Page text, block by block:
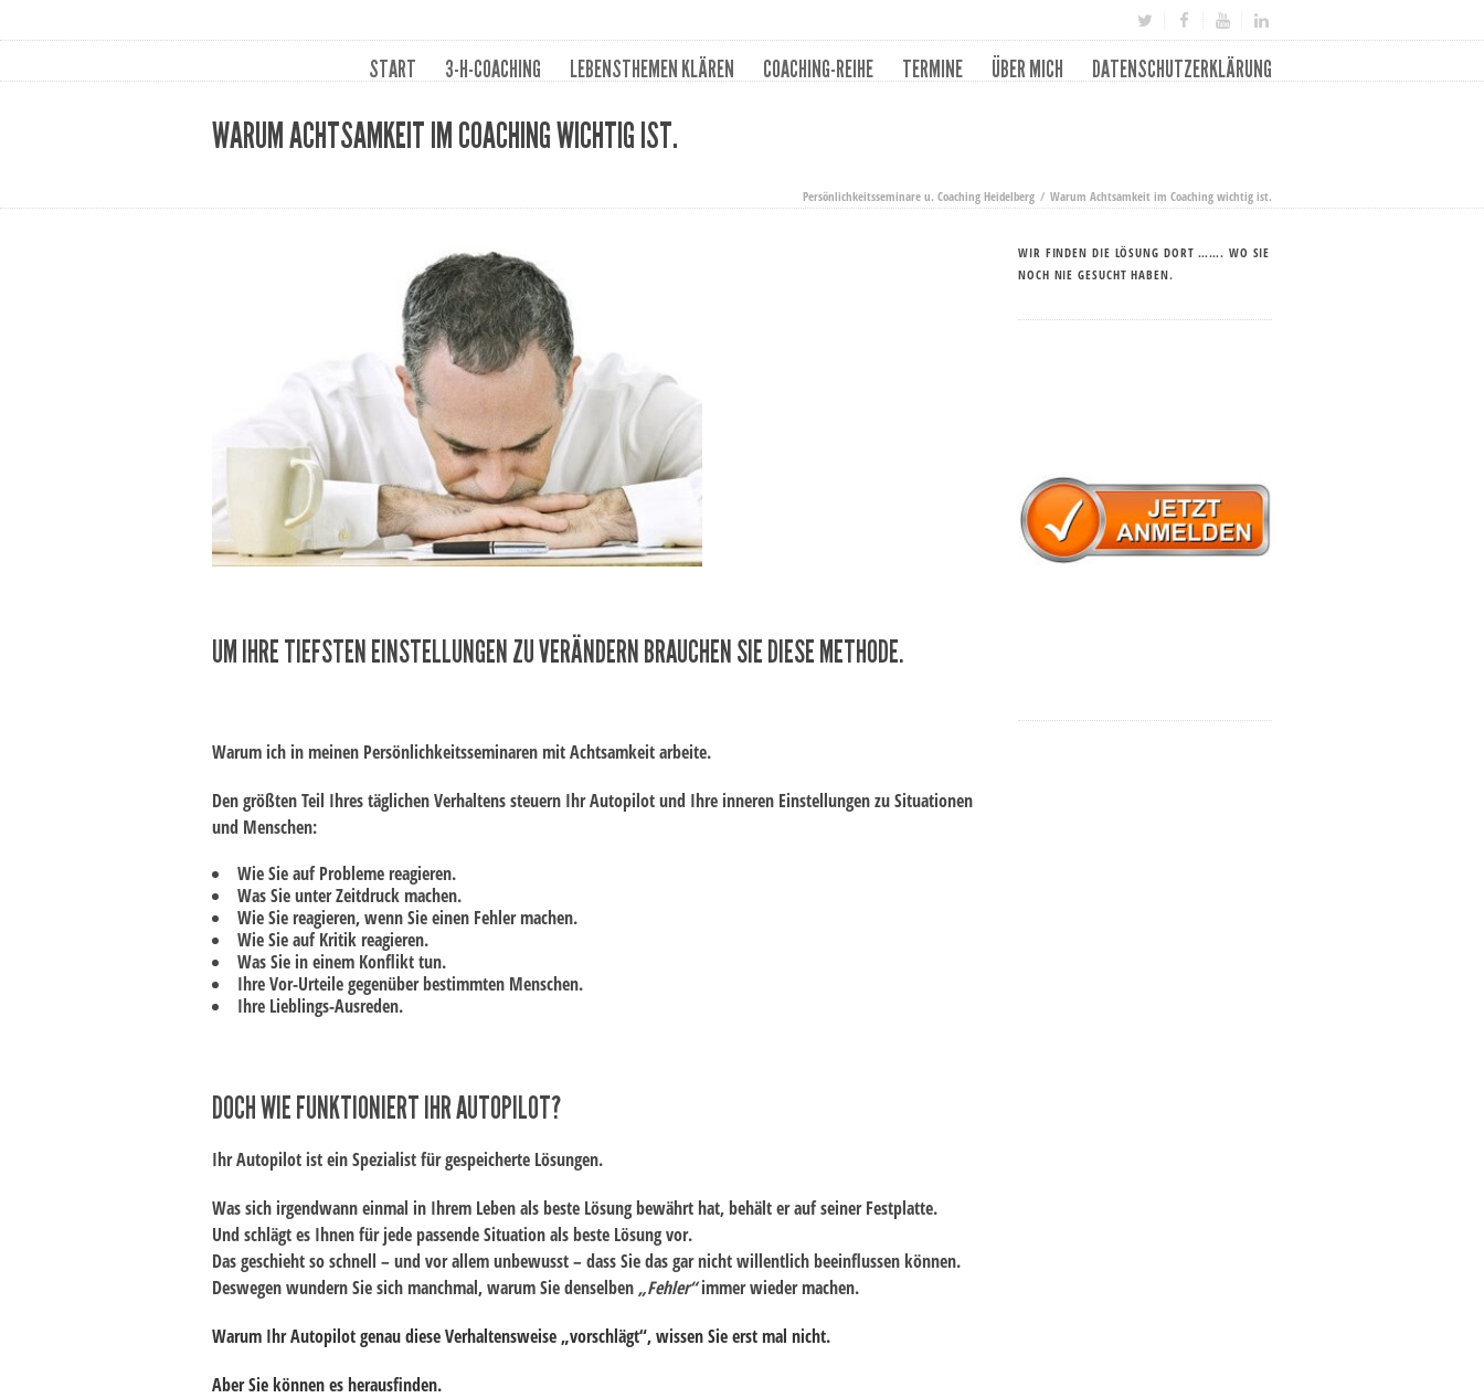
START 3-H-COACHING LEBENSTHEMEN KLÄREN COACHING-REIHE TERMINE ÜBER MICH DATENSCHUTZERKLÄRUNG
WARUM ACHTSAMKEIT IM COACHING WICHTIG IST.
Persönlichkeitsseminare u. Coaching Heidelberg Warum Achtsamkeit im Coaching wichtig ist.
UM IHRE TIEFSTEN EINSTELLUNGEN ZU VERÄNDERN BRAUCHEN SIE DIESE METHODE.
Warum ich in meinen Persönlichkeitsseminaren mit Achtsamkeit arbeite.
Den größten Teil Ihres täglichen Verhaltens steuern Ihr Autopilot und Ihre inneren Einstellungen zu Situationen
und Menschen:
Wie Sie auf Probleme reagieren.
Was Sie unter Zeitdruck machen.
Wie Sie reagieren, wenn Sie einen Fehler machen.
Wie Sie auf Kritik reagieren.
Was Sie in einem Konflikt tun.
Ihre Vor-Urteile gegenüber bestimmten Menschen.
Ihre Lieblings-Ausreden.
DOCH WIEFUNKTIONIERTIHR AUTOPILOT?
Ihr Autopilot ist einSpezialist für gespeicherte Lösungen.
Was sich irgendwann einmal in Ihrem Leben als beste Lösung bewährt hat, behält er auf seiner Festplatte.
Und schlägt es Ihnen für jede passende Situationals beste Lösung vor.
Das geschieht so schnell – und vor allem unbewusst – dass Sie das gar nicht willentlich beeinflussen können.
Deswegen wundern Sie sich manchmal, warum Sie denselben „Fehler“immer wieder machen.
Warum Ihr Autopilot genau diese Verhaltensweise „vorschlägt“, wissen Sie erst mal nicht.
Aber Sie können es herausfinden.
WIR FINDEN DIE LÖSUNG DORT ……. WO SIE
NOCH NIE GESUCHT HABEN.